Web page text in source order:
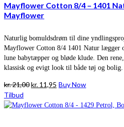
Mayflower Cotton 8/4 – 1401
Mayflower
Naturlig bomuldsdrøm til dine
Mayflower Cotton 8/4 1401 Natur lægger
lune babytæpper og bløde klude. Den
klassisk og evigt look til både tøj og bolig.
kr.21,00Den
pris
kr. 11,95 Den
pris
Buy Now
Tilbud